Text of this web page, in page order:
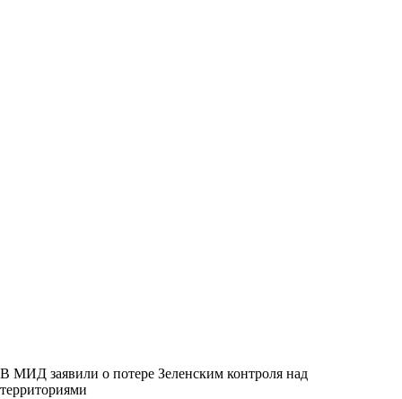
В МИД заявили о потере Зеленским контроля над
территориями